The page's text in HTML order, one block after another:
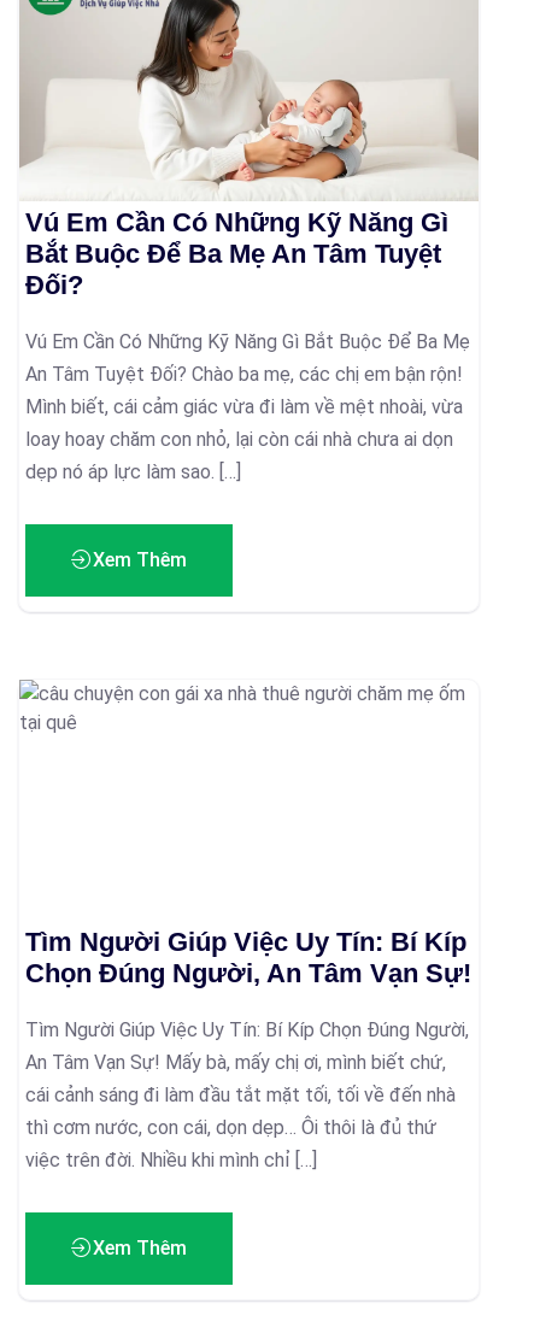
Vú Em Cần Có Những Kỹ Năng Gì
Bắt Buộc Để Ba Mẹ An Tâm Tuyệt
Đối?
Vú Em Cần Có Những Kỹ Năng Gì Bắt Buộc Để Ba Mẹ
An Tâm Tuyệt Đối? Chào ba mẹ, các chị em bận rộn!
Mình biết, cái cảm giác vừa đi làm về mệt nhoài, vừa
loay hoay chăm con nhỏ, lại còn cái nhà chưa ai dọn
dẹp nó áp lực làm sao. […]
Xem Thêm
Tìm Người Giúp Việc Uy Tín: Bí Kíp
Chọn Đúng Người, An Tâm Vạn Sự!
Tìm Người Giúp Việc Uy Tín: Bí Kíp Chọn Đúng Người,
An Tâm Vạn Sự! Mấy bà, mấy chị ơi, mình biết chứ,
cái cảnh sáng đi làm đầu tắt mặt tối, tối về đến nhà
thì cơm nước, con cái, dọn dẹp… Ôi thôi là đủ thứ
việc trên đời. Nhiều khi mình chỉ […]
Xem Thêm